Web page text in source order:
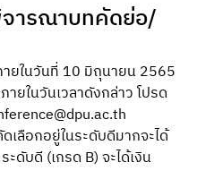
ารณาบทคัดย่อ/
ยในวันที่ 10 มิถุนายน 2565
ยในวันเวลาดังกล่าว โปรด
เลือกอยู่ในระดับดีมากจะได้
ดับดี (เกรด B) จะได้เงิน